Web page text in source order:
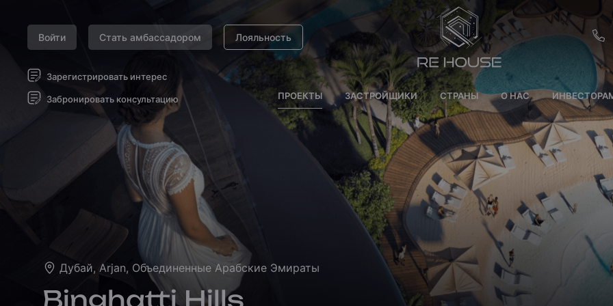
Войти Стать амбассадором Лояльность
EUR
SEK
BRL
SAR
Зарегистрировать интерес
Забронировать консультацию ПРОЕКТЫ ЗАСТРОЙЩИКИ СТРАНЫ О НАС
Дубай, Arjan, Объединенные Арабские Эмираты
Binghatti Hills